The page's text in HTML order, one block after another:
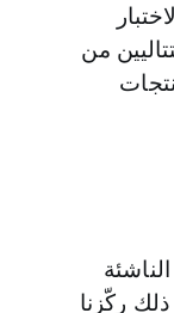
من
ذلك ركّزنا